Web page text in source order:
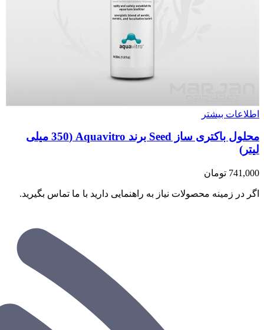
اطلاعات بیشتر
محلول باکتری ساز Seed برند Aquavitro (350 میلی
لیتر)
741,000 تومان
اگر در زمینه محصولات نیاز به راهنمایی دارید با ما تماس بگیرید.